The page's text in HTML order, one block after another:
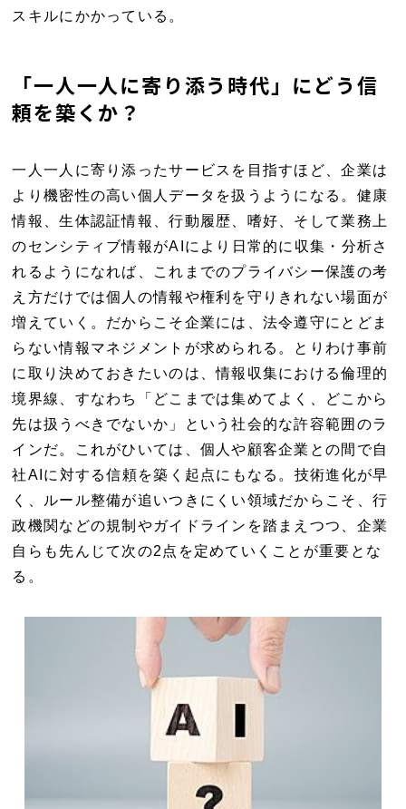
スキルにかかっている。
「一人一人に寄り添う時代」にどう信
頼を築くか？
一人一人に寄り添ったサービスを目指すほど、企業は
より機密性の高い個人データを扱うようになる。健康
情報、生体認証情報、行動履歴、嗜好、そして業務上
のセンシティブ情報がAIにより日常的に収集・分析さ
れるようになれば、これまでのプライバシー保護の考
え方だけでは個人の情報や権利を守りきれない場面が
増えていく。だからこそ企業には、法令遵守にとどま
らない情報マネジメントが求められる。とりわけ事前
に取り決めておきたいのは、情報収集における倫理的
境界線、すなわち「どこまでは集めてよく、どこから
先は扱うべきでないか」という社会的な許容範囲のラ
インだ。これがひいては、個人や顧客企業との間で自
社AIに対する信頼を築く起点にもなる。技術進化が早
く、ルール整備が追いつきにくい領域だからこそ、行
政機関などの規制やガイドラインを踏まえつつ、企業
自らも先んじて次の2点を定めていくことが重要とな
る。